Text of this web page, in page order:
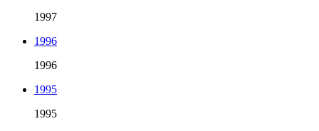
1997
1996
1996
1995
1995